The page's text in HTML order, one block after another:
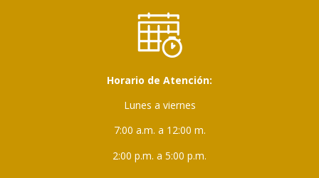
Horario de Atención:
Lunes a viernes
7:00 a.m. a 12:00 m.
2:00 p.m. a 5:00 p.m.